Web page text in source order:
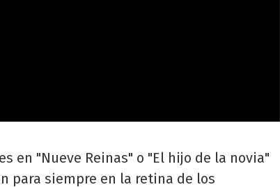
en "Nueve Reinas" o "El hijo de la novia"
para siempre en la retina de los